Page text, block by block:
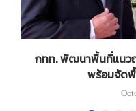
กทท. พัฒนาพื้นที่แนว
พร้อมจัดพื้